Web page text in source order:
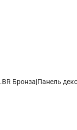
Бронза|Панель